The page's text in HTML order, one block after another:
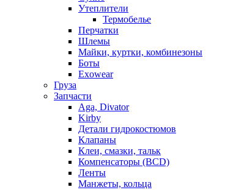
Утеплители
Термобелье
Перчатки
Шлемы
Майки, куртки, комбинезоны
Боты
Exowear
Груза
Запчасти
Aga, Divator
Kirby
Детали гидрокостюмов
Клапаны
Клеи, смазки, тальк
Компенсаторы (BCD)
Ленты
Манжеты, кольца